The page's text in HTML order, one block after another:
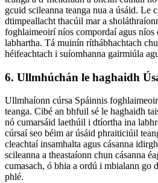
gcuid scileanna teanga nua a úsáid. Le
dtimpeallacht thacúil mar a
foghlaimeoirí níos compordaí agus níos
labhartha. Tá muinín ríthábhachtach
héifeachtach i suíomhanna gairmiúla
6. Ullmhúchán le haghaidh
Ullmhaíonn cúrsa Spáinnis
teanga. Cibé an bhfuil sé le haghaidh
nó cumarsáid laethúil i dtíortha ina
cúrsaí seo béim ar úsáid phraiticiúil
cleachtaí insamhalta agus cásanna
scileanna a theastaíonn chun cásanna
cumasach, ó bhia a ordú i mbialann go
phlé.